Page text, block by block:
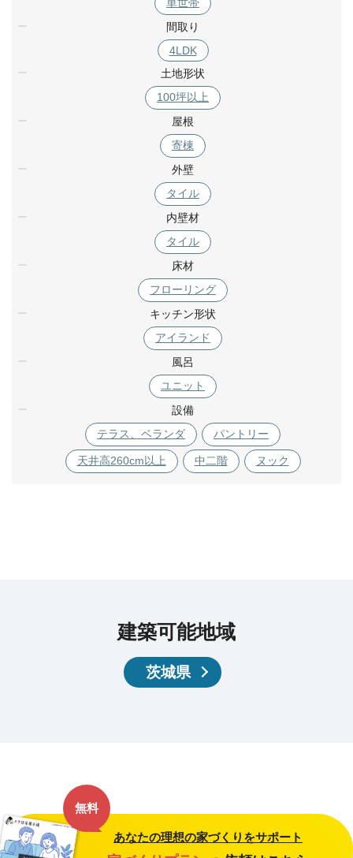
間取り
4LDK
土地形状
100坪以上
屋根
寄棟
外壁
タイル
内壁材
タイル
床材
フローリング
キッチン形状
アイランド
風呂
ユニット
設備
テラス、ベランダ
パントリー
天井高260cm以上 中二階 ヌック
建築可能地域
茨城県
無料
あなたの理想の家づくりをサポート